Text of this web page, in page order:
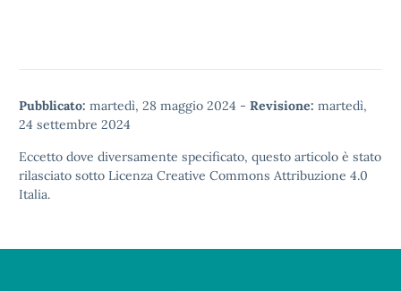
Pubblicato: martedì, 28 maggio 2024 - Revisione: martedì,
24 settembre 2024
Eccetto dove diversamente specificato, questo articolo è stato
rilasciato sotto Licenza Creative Commons Attribuzione 4.0
Italia.